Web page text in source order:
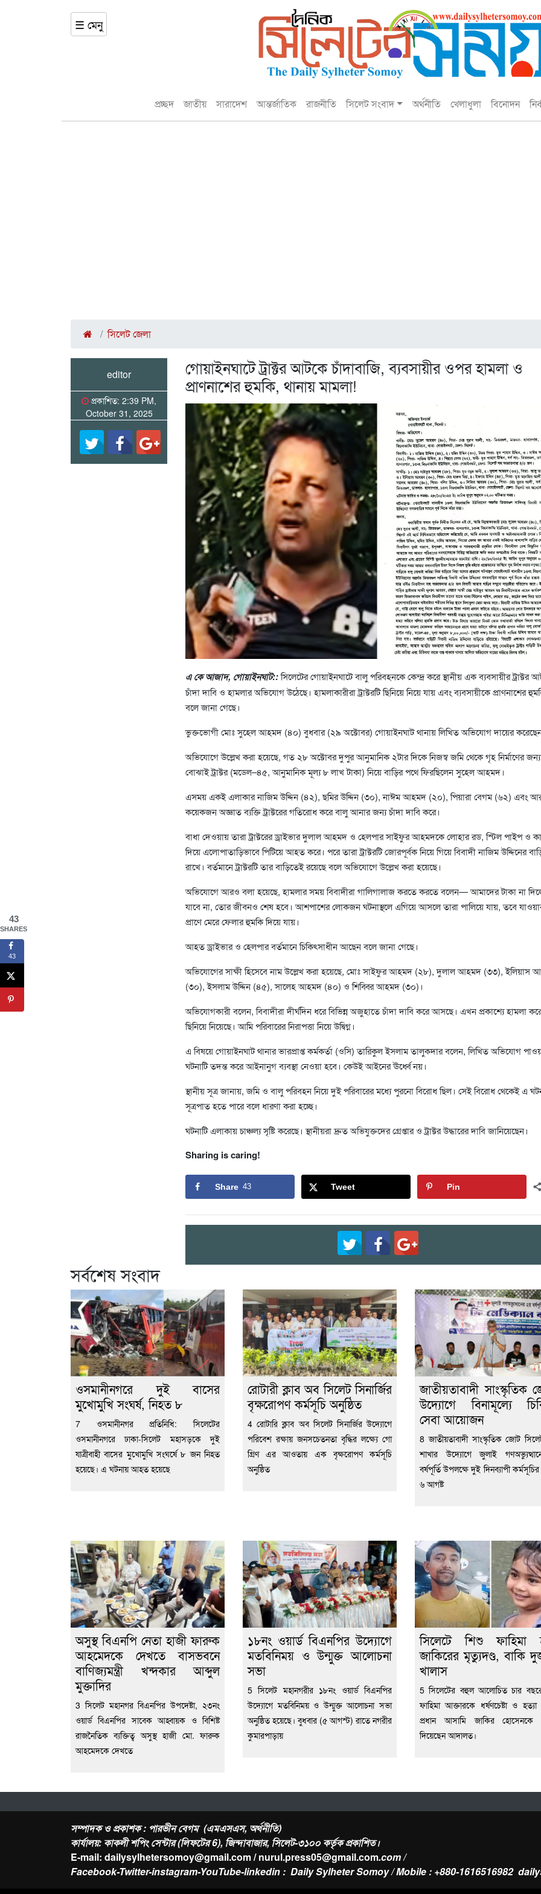
☰ মেনু
প্রচ্ছদ জাতীয় সারাদেশ আন্তর্জাতিক রাজনীতি সিলেট সংবাদ অর্থনীতি খেলাধুলা বিনোদন
সিলেট জেলা
editor
প্রকাশিত: 2:39 PM,
October 31, 2025
গোয়াইনঘাটে ট্রাক্টর আটকে চাঁদাবাজি, ব্যবসায়ীর ওপর হামলা ও
প্রাণনাশের হুমকি, থানায় মামলা!
এ কে আজাদ, গোয়াইনঘাট::সিলেটের গোয়াইনঘাটে বালু পরিবহনকে কেন্দ্র করে স্থানীয় এক ব্যবসায়ীর ট্রাক্টর
চাঁদা দাবি ও হামলার অভিযোগ উঠেছে। হামলাকারীরা ট্রাক্টরটি ছিনিয়ে নিয়ে যায় এবং ব্যবসায়ীকে প্রাণনাশের
বলে জানা গেছে।
ভুক্তভোগী মোঃ সুহেল আহমদ (৪০) বুধবার (২৯ অক্টোবর) গোয়াইনঘাট থানায় লিখিত অভিযোগ দায়ের
অভিযোগে উল্লেখ করা হয়েছে, গত ২৮ অক্টোবর দুপুর আনুমানিক ২টার দিকে নিজস্ব জমি থেকে গৃহ নির্মাণের
বোঝাই ট্রাক্টর (মডেল–৪৫, আনুমানিক মূল্য ৮ লাখ টাকা) নিয়ে বাড়ির পথে ফিরছিলেন সুহেল আহমদ।
এসময় একই এলাকার নাজিম উদ্দিন (৪২), ছমির উদ্দিন (৩০), নাঈম আহমদ (২০), পিয়ারা বেগম (৬২) এবং
কয়েকজন অজ্ঞাত ব্যক্তি ট্রাক্টরের গতিরোধ করে বালু আনার জন্য চাঁদা দাবি করে।
বাধা দেওয়ায় তারা ট্রাক্টরের ড্রাইভার দুলাল আহমদ ও হেলপার সাইফুর আহমদকে লোহার রড, স্টিল পাইপ ও
দিয়ে এলোপাতাড়িভাবে পিটিয়ে আহত করে। পরে তারা ট্রাক্টরটি জোরপূর্বক নিয়ে গিয়ে বিবাদী নাজিম উদ্দিনের
রাখে। বর্তমানে ট্রাক্টরটি তার বাড়িতেই রয়েছে বলে অভিযোগে উল্লেখ করা হয়েছে।
অভিযোগে আরও বলা হয়েছে, হামলার সময় বিবাদীরা গালিগালাজ করতে করতে বলেন— আমাদের টাকা না দিলে
যাবে না, তোর জীবনও শেষ হবে। আশপাশের লোকজন ঘটনাস্থলে এগিয়ে আসলে তারা পালিয়ে যায়, তবে
প্রাণে মেরে ফেলার হুমকি দিয়ে যায়।
আহত ড্রাইভার ও হেলপার বর্তমানে চিকিৎসাধীন আছেন বলে জানা গেছে।
অভিযোগের সাক্ষী হিসেবে নাম উল্লেখ করা হয়েছে, মোঃ সাইফুর আহমদ (২৮), দুলাল আহমদ (৩৩), ইলিয়াস
(৩০), ইসলাম উদ্দিন (৪৫), সালেহ আহমদ (৪০) ও শিব্বির আহমদ (৩০)।
অভিযোগকারী বলেন, বিবাদীরা দীর্ঘদিন ধরে বিভিন্ন অজুহাতে চাঁদা দাবি করে আসছে। এখন প্রকাশ্যে হামলা করে
ছিনিয়ে নিয়েছে। আমি পরিবারের নিরাপত্তা নিয়ে উদ্বিগ্ন।
এ বিষয়ে গোয়াইনঘাট থানার ভারপ্রাপ্ত কর্মকর্তা (ওসি) তারিকুল ইসলাম তালুকদার বলেন, লিখিত অভিযোগ
ঘটনাটি তদন্ত করে আইনানুগ ব্যবস্থা নেওয়া হবে। কেউই আইনের ঊর্ধ্বে নয়।
স্থানীয় সূত্র জানায়, জমি ও বালু পরিবহন নিয়ে দুই পরিবারের মধ্যে পুরনো বিরোধ ছিল। সেই বিরোধ থেকেই এ
সূত্রপাত হতে পারে বলে ধারণা করা হচ্ছে।
ঘটনাটি এলাকায় চাঞ্চল্য সৃষ্টি করেছে। স্থানীয়রা দ্রুত অভিযুক্তদের গ্রেপ্তার ও ট্রাক্টর উদ্ধারের দাবি জানিয়েছেন।
Sharing is caring!
Share 43 Tweet Pin
সর্বশেষ সংবাদ
ওসমানীনগরে দুই বাসের
মুখোমুখি সংঘর্ষ, নিহত ৮
7 ওসমানীনগর প্রতিনিধি: সিলেটের
ওসমানীনগরে ঢাকা-সিলেট মহাসড়কে দুই
যাত্রীবাহী বাসের মুখোমুখি সংঘর্ষে ৮ জন নিহত
হয়েছে। এ ঘটনায় আহত হয়েছে
রোটারী ক্লাব অব সিলেট সিনার্জির
বৃক্ষরোপণ কর্মসূচি অনুষ্ঠিত
4 রোটারি ক্লাব অব সিলেট সিনার্জির উদ্যোগে
পরিবেশ রক্ষায় জনসচেতনতা বৃদ্ধির লক্ষ্যে গো
গ্রিণ এর আওতায় এক বৃক্ষরোপণ কর্মসূচি
অনুষ্ঠিত
জাতীয়তাবাদী সাংস্কৃতিক
উদ্যোগে বিনামূল্যে
সেবা আয়োজন
8 জাতীয়তাবাদী সাংস্কৃতিক জোট
শাখার উদ্যোগে জুলাই
বর্ষপূর্তি উপলক্ষে দুই দিনব্যাপী
৬ আগষ্ট
অসুস্থ বিএনপি নেতা হাজী ফারুক
আহমেদকে দেখতে বাসভবনে
বাণিজ্যমন্ত্রী খন্দকার আব্দুল
মুক্তাদির
3 সিলেট মহানগর বিএনপির উপদেষ্টা, ২৩নং
ওয়ার্ড বিএনপির সাবেক আহ্বায়ক ও বিশিষ্ট
রাজনৈতিক ব্যক্তিত্ব অসুস্থ হাজী মো. ফারুক
আহমেদকে দেখতে
১৮নং ওয়ার্ড বিএনপির উদ্যোগে
মতবিনিময় ও উন্মুক্ত আলোচনা
সভা
5 সিলেট মহানগরীর ১৮নং ওয়ার্ড বিএনপির
উদ্যোগে মতবিনিময় ও উন্মুক্ত আলোচনা সভা
অনুষ্ঠিত হয়েছে। বুধবার (৫ আগস্ট) রাতে নগরীর
কুমারপাড়ায়
সিলেটে শিশু ফাহিমা
জাকিরের মৃত্যুদণ্ড, বাকি
খালাস
5 সিলেটের বহুল আলোচিত চার
ফাহিমা আক্তারকে ধর্ষণচেষ্টা ও হত্যা
প্রধান আসামি জাকির হোসেনকে
দিয়েছেন আদালত।
সম্পাদক ও প্রকাশক : পারভীন বেগম (এমএসএস, অর্থনীতি)
কার্যালয়: কাকলী শপিং সেন্টার (লিফটের 6), জিন্দাবাজার, সিলেট-৩১০০ কর্তৃক প্রকাশিত।
E-mail: dailysylhetersomoy@gmail.com / nurul.press05@gmail.com.com /
Facebook-Twitter-instagram-YouTube-linkedin : Daily Sylheter Somoy / Mobile : +880-1616516982
43
SHARES
43